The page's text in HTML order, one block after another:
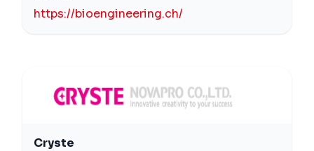
https://bioengineering.ch/
Cryste